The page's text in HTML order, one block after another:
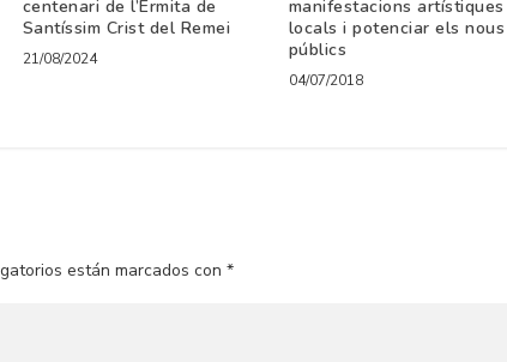
centenari de l’Ermita de
Santíssim Crist del Remei
21/08/2024
manifestacions artístiques
locals i potenciar els nous
públics
04/07/2018
están marcados con*